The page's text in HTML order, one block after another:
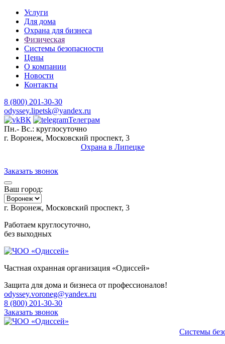
Услуги
Для дома
Охрана для бизнеса
Физическая
Системы безопасности
Цены
О компании
Новости
Контакты
8 (800) 201-30-30
odyssey.lipetsk@yandex.ru
ВК
Телеграм
Пн.- Вс.: круглосуточно
г. Воронеж, Московский проспект, 3
Охрана в Липецке
Заказать звонок
Ваш город:
г. Воронеж, Московский проспект, 3
Работаем круглосуточно,
без выходных
Частная охранная организация «Одиссей»
Защита для дома и бизнеса от профессионалов!
odyssey.voroneg@yandex.ru
8 (800) 201-30-30
Заказать звонок
Системы